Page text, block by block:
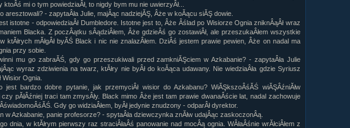
ktoÂś mi o tym powiedziaÂł, to nigdy bym mu nie uwierzyÂł...
aresztowali? - zapytaÂła Julie, majÂąc nadziejĂŞ, Âże w koĂącu siĂŞ dowie.
istotne - odpowiedziaÂł Dumbledore. Istotne jest to, Âże Âślad po Wisiorze Ognia zniknÂąÂł wraz
Blacka. Z poczÂątku sÂądziÂłem, Âże gdzieÂś go zostawiÂł, ale przeszukaÂłem wszystkie
ktĂłrych mĂłgÂł byĂŚ Black i nic nie znalazÂłem. DziÂś jestem prawie pewien, Âże on nadal ma
przy sobie.
mu go zabraĂŚ, gdy go przeszukiwali przed zamkniĂŞciem w Azkabanie? - zapytaÂła Julie
wyraz zdziwienia na twarz, ktĂłry nie byÂł do koĂąca udawany. Nie wiedziaÂła gdzie Syriusz
Wisior Ognia.
bardzo dobre pytanie, jak przemyciÂł wisior do Azkabanu? WiĂŞkszoÂśĂŚ wiĂŞÂźniĂłw
czy pĂłÂźniej traci tam zmysÂły. Black mimo Âże jest tam prawie dwanaÂście lat, nadal zachowuje
Gdy go widziaÂłem, byÂł jedynie znudzony - odparÂł dyrektor.
w Azkabanie, panie profesorze? - spytaÂła dziewczynka znĂłw udajÂąc zaskoczonÂą.
dnia, w ktĂłrym pierwszy raz straciÂłaÂś panowanie nad mocÂą ognia. WÂłaÂśnie wrĂłciÂłem z